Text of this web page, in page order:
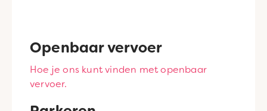
Openbaar vervoer
Hoe je ons kunt vinden met openbaar
vervoer.